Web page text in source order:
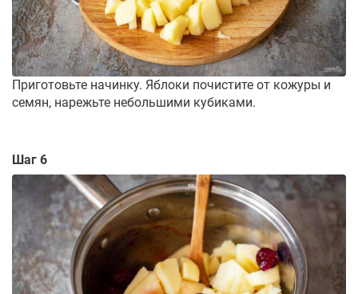
Приготовьте начинку. Яблоки почистите от кожуры и
семян, нарежьте небольшими кубиками.
Шаг 6